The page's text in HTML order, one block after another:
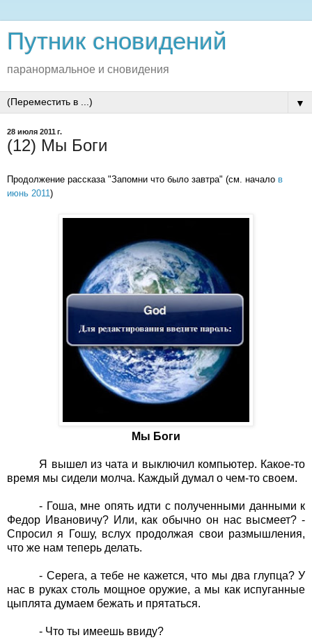
Путник сновидений
паранормальное и сновидения
▼
28 июля 2011 г.
(12) Мы Боги
Продолжение рассказа "Запомни что было завтра" (см. начало в
июнь 2011 )
Мы Боги
Я вышел из чата и выключил компьютер. Какое-то
время мы сидели молча. Каждый думал о чем-то своем.
- Гоша, мне опять идти с полученными данными к
Федор Ивановичу? Или, как обычно он нас высмеет? -
Спросил я Гошу, вслух продолжая свои размышления,
что же нам теперь делать.
- Серега, а тебе не кажется, что мы два глупца? У
нас в руках столь мощное оружие, а мы как испуганные
цыплята думаем бежать и прятаться.
- Что ты имеешь ввиду?